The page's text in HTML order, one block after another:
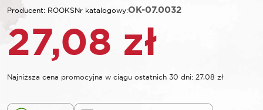
Producent: ROOKSNr katalogowy:OK-07.0032
27,08 zł
Najniższa cena promocyjna w ciągu ostatnich 30 dni: 27,08 zł